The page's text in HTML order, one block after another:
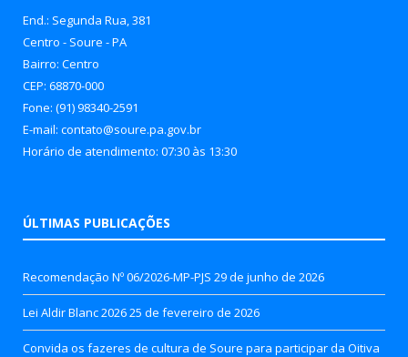
End.: Segunda Rua, 381
Centro - Soure - PA
Bairro: Centro
CEP: 68870-000
Fone: (91) 98340-2591
E-mail: contato@soure.pa.gov.br
Horário de atendimento: 07:30 às 13:30
ÚLTIMAS PUBLICAÇÕES
Recomendação Nº 06/2026-MP-PJS 29 de junho de 2026
Lei Aldir Blanc 202625 de fevereiro de 2026
Convida os fazeres de cultura de Soure para participar da Oitiva